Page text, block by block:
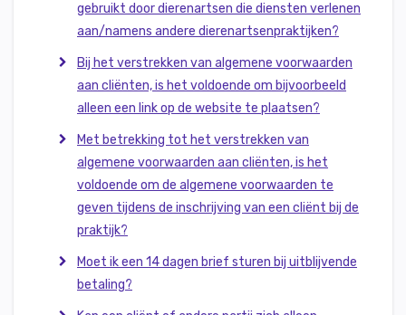
gebruikt door dierenartsen die diensten verlenen
aan/namens andere dierenartsenpraktijken?
Bij het verstrekken van algemene voorwaarden
aan cliënten, is het voldoende om bijvoorbeeld
alleen een link op de website te plaatsen?
Met betrekking tot het verstrekken van
algemene voorwaarden aan cliënten, is het
voldoende om de algemene voorwaarden te
geven tijdens de inschrijving van een cliënt bij de
praktijk?
Moet ikeen 14 dagen brief sturen bij uitblijvende
betaling?